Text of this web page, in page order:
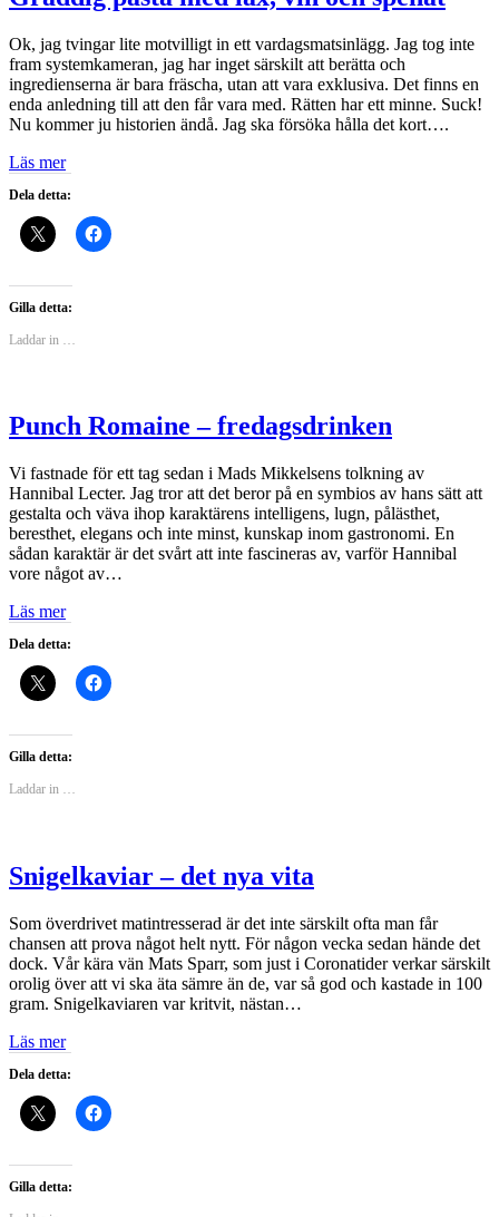
Ok, jag tvingar lite motvilligt in ett vardagsmatsinlägg. Jag tog inte
fram systemkameran, jag har inget särskilt att berätta och
ingredienserna är bara fräscha, utan att vara exklusiva. Det finns en
enda anledning till att den får vara med. Rätten har ett minne. Suck!
Nu kommer ju historien ändå. Jag ska försöka hålla det kort….
Läs mer
Dela detta:
Gilla detta:
Laddar in …
Punch Romaine – fredagsdrinken
Vi fastnade för ett tag sedan i Mads Mikkelsens tolkning av
Hannibal Lecter. Jag tror att det beror på en symbios av hans sätt att
gestalta och väva ihop karaktärens intelligens, lugn, pålästhet,
beresthet, elegans och inte minst, kunskap inom gastronomi. En
sådan karaktär är det svårt att inte fascineras av, varför Hannibal
vore något av…
Läs mer
Dela detta:
Gilla detta:
Laddar in …
Snigelkaviar – det nya vita
Som överdrivet matintresserad är det inte särskilt ofta man får
chansen att prova något helt nytt. För någon vecka sedan hände det
dock. Vår kära vän Mats Sparr, som just i Coronatider verkar särskilt
orolig över att vi ska äta sämre än de, var så god och kastade in 100
gram. Snigelkaviaren var kritvit, nästan…
Läs mer
Dela detta:
Gilla detta: